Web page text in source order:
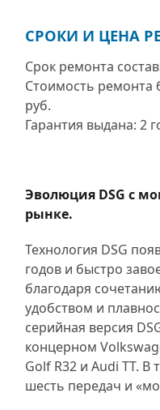
СРОКИ И ЦЕНА
Срок ремонта
Стоимость ремонта
руб.
Гарантия выдана: 2
Эволюция DSG с
рынке.
Технология DSG
годов и быстро
благодаря
удобством и
серийная версия
концерном
Golf R32 и Audi TT. В
шесть передач и